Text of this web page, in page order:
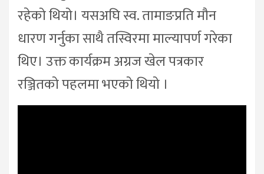
रहेको थियो। यसअघि स्व. तामाङप्रति मौन
धारण गर्नुका साथै तस्विरमा माल्यापर्ण गरेका
थिए। उक्त कार्यक्रम अग्रज खेल पत्रकार
रञ्जितको पहलमा भएको थियो ।